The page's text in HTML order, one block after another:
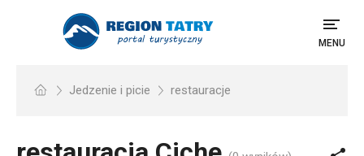
MENU
Jedzenie i picie restauracje